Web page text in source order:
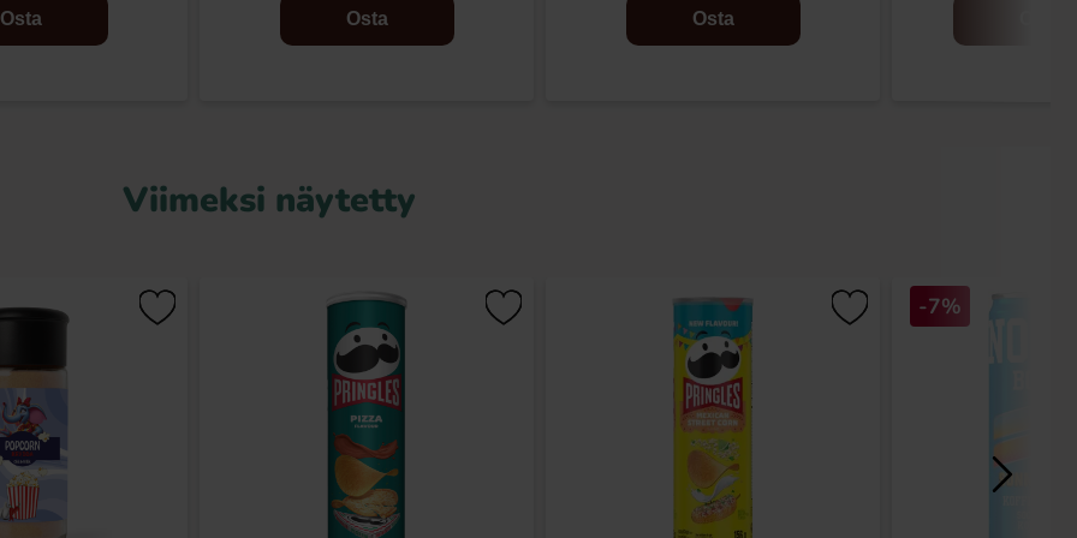
Osta Osta Osta
Viimeksi näytetty
-7%